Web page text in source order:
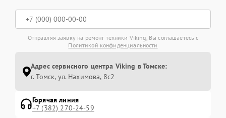
Отправляя заявку на ремонт техники Viking, Вы соглашаетесь с
Политикой конфиденциальности
Адрес сервисного центра Viking в Томске:
г. Томск, ул. Нахимова, 8с2
Горячая линия
+7 (382) 270-24-59